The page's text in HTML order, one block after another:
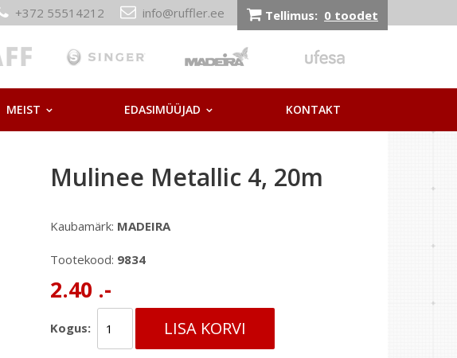
+372 55514212 info@ruffler.ee Tellimus: 0 toodet
MEIST EDASIMÜÜJAD KONTAKT
Mulinee Metallic 4, 20m
Kaubamärk: MADEIRA
Tootekood: 9834
2.40 .-
Kogus: LISA KORVI